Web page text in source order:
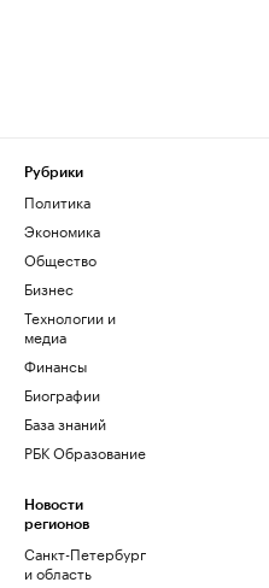
Рубрики
Политика
Экономика
Общество
Бизнес
Технологии и
медиа
Финансы
Биографии
База знаний
РБК Образование
Новости
регионов
Санкт-Петербург
и область